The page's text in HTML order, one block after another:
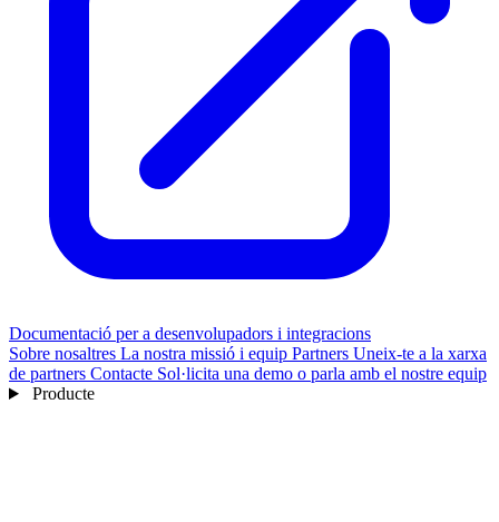
Documentació per a desenvolupadors i integracions
Sobre nosaltres La nostra missió i equip Partners Uneix-te a la xarxa
de partners Contacte Sol·licita una demo o parla amb el nostre equip
Producte